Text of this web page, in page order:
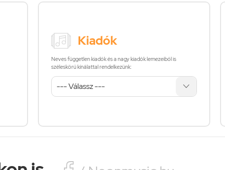
Kiadók
Neves független kiadók és a nagy kiadók lemezeiből is
széleskörű kínálattal rendelkezünk: